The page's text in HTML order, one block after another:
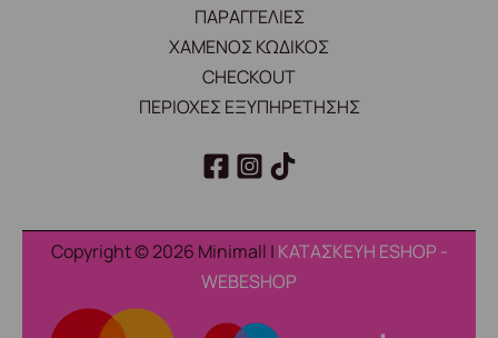
ΠΑΡΑΓΓΕΛΙΕΣ
ΧΑΜΕΝΟΣ ΚΩΔΙΚΟΣ
CHECKOUT
ΠΕΡΙΟΧΕΣ ΕΞΥΠΗΡΕΤΗΣΗΣ
Copyright © 2026 Minimall | ΚΑΤΑΣΚΕΥΗ ESHOP -
WEBESHOP